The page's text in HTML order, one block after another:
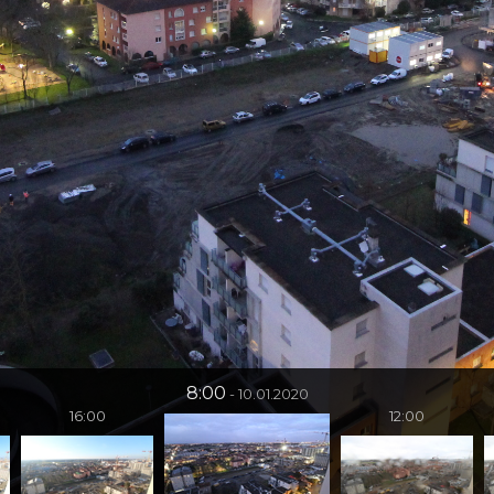
12:00
10.01.2020
8:00
16:00